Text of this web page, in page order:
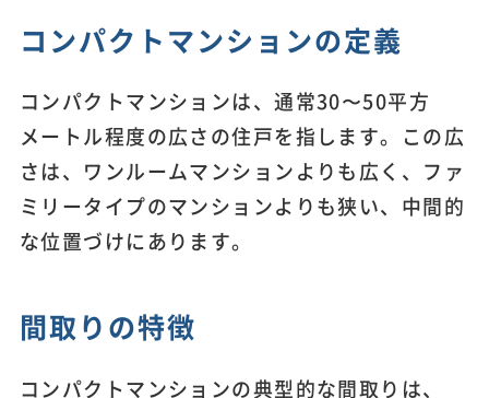
コンパクトマンションの定義
コンパクトマンションは、通常30〜50平方
メートル程度の広さの住戸を指します。この広
さは、ワンルームマンションよりも広く、ファ
ミリータイプのマンションよりも狭い、中間的
な位置づけにあります。
間取りの特徴
コンパクトマンションの典型的な間取りは、